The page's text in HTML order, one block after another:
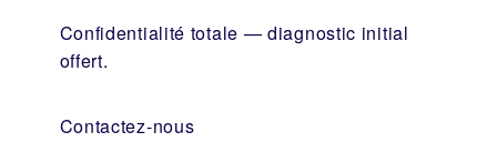
Confidentialité totale — diagnostic initial
offert.
Contactez-nous